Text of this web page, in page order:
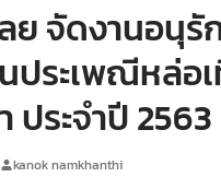
ย จัดงานอนุรั
ประเพณีหล่อ
ประจำปี 2563
kanok namkhanthi